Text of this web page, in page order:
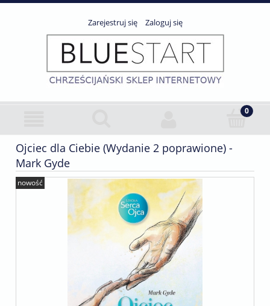
Zarejestruj się Zaloguj się
Ojciec dla Ciebie (Wydanie 2 poprawione) -
Mark Gyde
nowość